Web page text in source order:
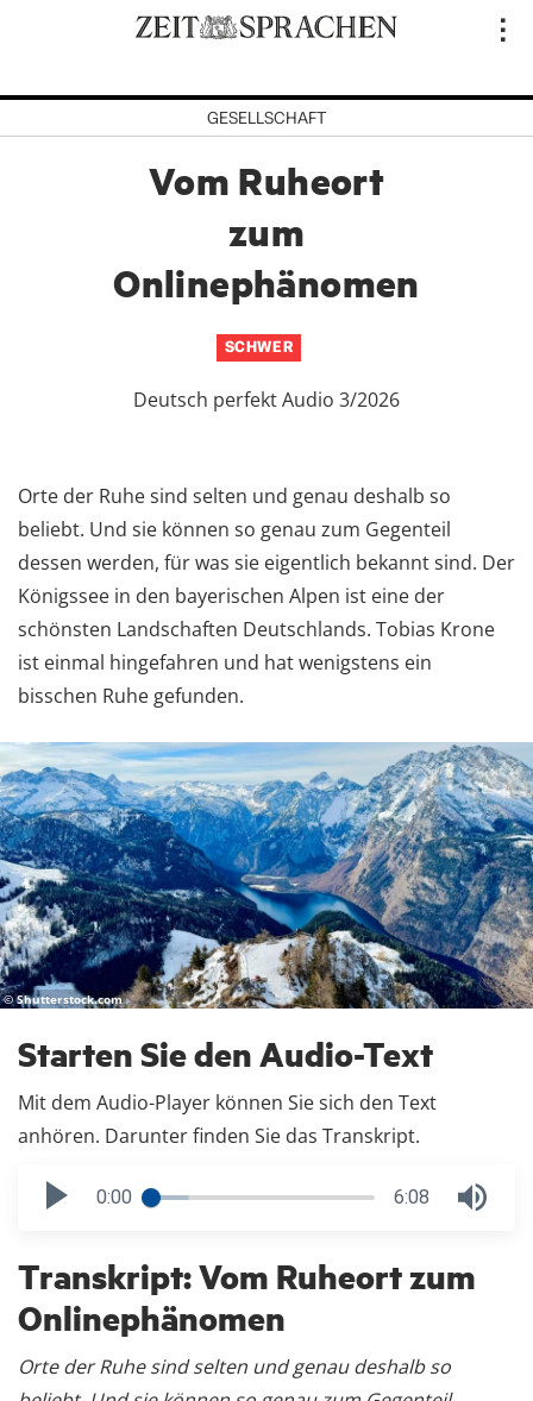
GESELLSCHAFT
Vom Ruheort
zum
Onlinephänomen
SCHWER
Deutsch perfekt Audio 3/2026
Orte der Ruhe sind selten und genau deshalb so
beliebt. Und sie können so genau zum Gegenteil
dessen werden, für was sie eigentlich bekannt sind. Der
Königssee in den bayerischen Alpen ist eine der
schönsten Landschaften Deutschlands. Tobias Krone
ist einmal hingefahren und hat wenigstens ein
bisschen Ruhe gefunden.
© Shutterstock.com
Starten Sie den Audio-Text
Mit dem Audio-Player können Sie sich den Text
anhören. Darunter finden Sie das Transkript.
0:00 6:08
Transkript: Vom Ruheort zum
Onlinephänomen
Orte der Ruhe sind selten und genau deshalb so